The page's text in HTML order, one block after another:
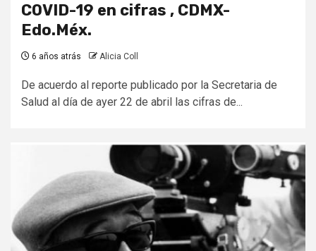
COVID-19 en cifras , CDMX-
Edo.Méx.
6 años atrás Alicia Coll
De acuerdo al reporte publicado por la Secretaria de
Salud al día de ayer 22 de abril las cifras de...